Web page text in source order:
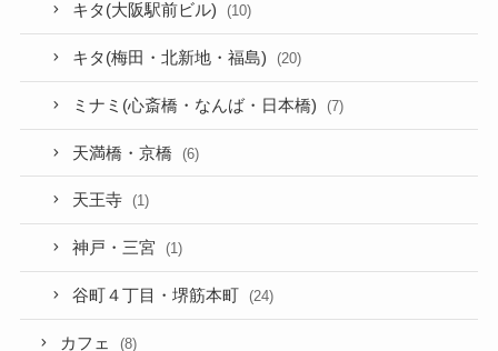
キタ(大阪駅前ビル) (10)
キタ(梅田・北新地・福島) (20)
ミナミ(心斎橋・なんば・日本橋) (7)
天満橋・京橋 (6)
天王寺 (1)
神戸・三宮 (1)
谷町４丁目・堺筋本町 (24)
カフェ (8)